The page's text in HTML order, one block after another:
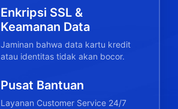
Enkripsi SSL &
Keamanan Data
Jaminan bahwa data kartu kredit
atau identitas tidak akan bocor.
Pusat Bantuan
Layanan Customer Service 24/7